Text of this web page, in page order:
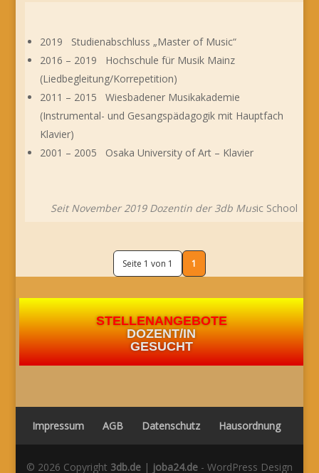
2019 Studienabschluss „Master of Music“
2016 – 2019 Hochschule für Musik Mainz
(Liedbegleitung/Korrepetition)
2011 – 2015 Wiesbadener Musikakademie
(Instrumental- und Gesangspädagogik mit Hauptfach
Klavier)
2001 – 2005 Osaka University of Art – Klavier
Seit November 2019 Dozentin der 3db Music School
Seite 1 von 1 1
STELLENANGEBOTE
DOZENT/IN
GESUCHT
Impressum AGB Datenschutz Hausordnung
© 2026 Copyright 3db.de | joba24.de - WordPress Design